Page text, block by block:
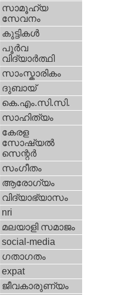
സാമൂഹ്യ
സേവനം
കുട്ടികള്‍
പൂര്‍വ
വിദ്യാര്‍ത്ഥി
സാംസ്കാരികം
ദുബായ്‌
കെ.എം.സി.സി.
സാഹിത്യം
കേരള
സോഷ്യല്‍
സെന്റര്‍
സംഗീതം
ആരോഗ്യം
വിദ്യാഭ്യാസം
nri
മലയാളി സമാജം
social-media
ഗതാഗതം
expat
ജീവകാരുണ്യം